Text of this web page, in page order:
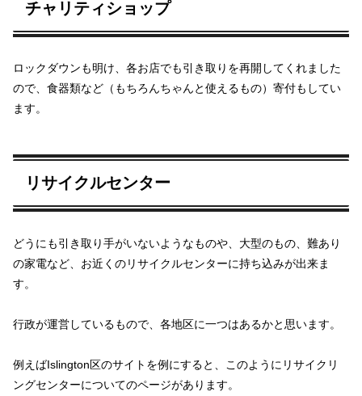
チャリティショップ
ロックダウンも明け、各お店でも引き取りを再開してくれました
ので、食器類など（もちろんちゃんと使えるもの）寄付もしてい
ます。
リサイクルセンター
どうにも引き取り手がいないようなものや、大型のもの、難あり
の家電など、お近くのリサイクルセンターに持ち込みが出来ま
す。
行政が運営しているもので、各地区に一つはあるかと思います。
例えばIslington区のサイトを例にすると、このようにリサイクリ
ングセンターについてのページがあります。